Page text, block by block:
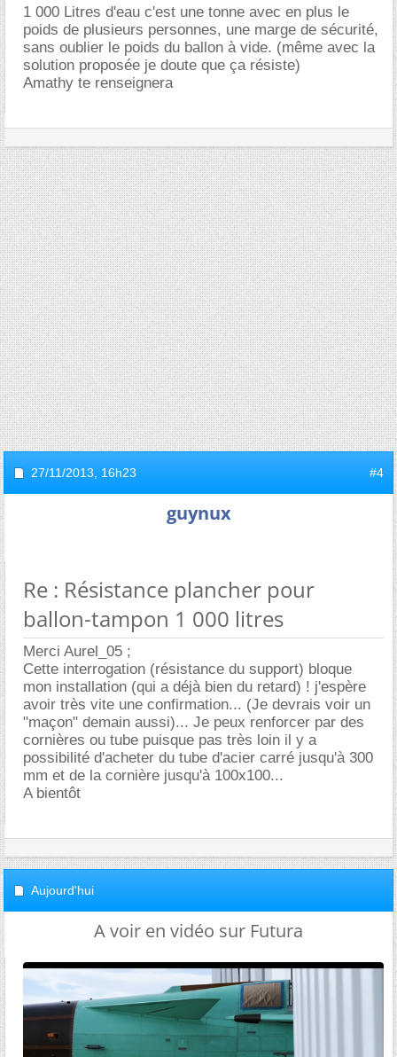
1 000 Litres d'eau c'est une tonne avec en plus le
poids de plusieurs personnes, une marge de sécurité,
sans oublier le poids du ballon à vide. (même avec la
solution proposée je doute que ça résiste)
Amathy te renseignera
27/11/2013, 16h23 #4
guynux
Re : Résistance plancher pour
ballon-tampon 1 000 litres
Merci Aurel_05 ;
Cette interrogation (résistance du support) bloque
mon installation (qui a déjà bien du retard) ! j'espère
avoir très vite une confirmation... (Je devrais voir un
"maçon" demain aussi)... Je peux renforcer par des
cornières ou tube puisque pas très loin il y a
possibilité d'acheter du tube d'acier carré jusqu'à 300
mm et de la cornière jusqu'à 100x100...
A bientôt
Aujourd'hui
A voir en vidéo sur Futura